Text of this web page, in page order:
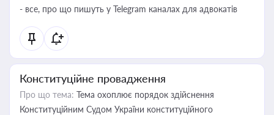
- все, про що пишуть у Telegram каналах для адвокатів
Конституційне провадження
Про що тема: Тема охоплює порядок здійснення
Конституційним Судом України конституційного